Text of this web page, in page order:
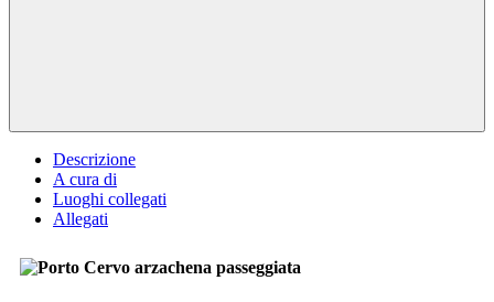
Descrizione
A cura di
Luoghi collegati
Allegati